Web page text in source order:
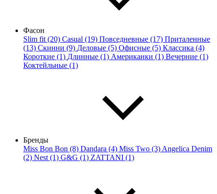
Фасон
Slim fit (20) Casual (19) Повседневные (17) Приталенные
(13) Скинни (9) Деловые (5) Офисные (5) Классика (4)
Короткие (1) Длинные (1) Американки (1) Вечерние (1)
Коктейльные (1)
Бренды
Miss Bon Bon (8) Dandara (4) Miss Two (3) Angelica Denim
(2) Nest (1) G&G (1) ZATTANI (1)